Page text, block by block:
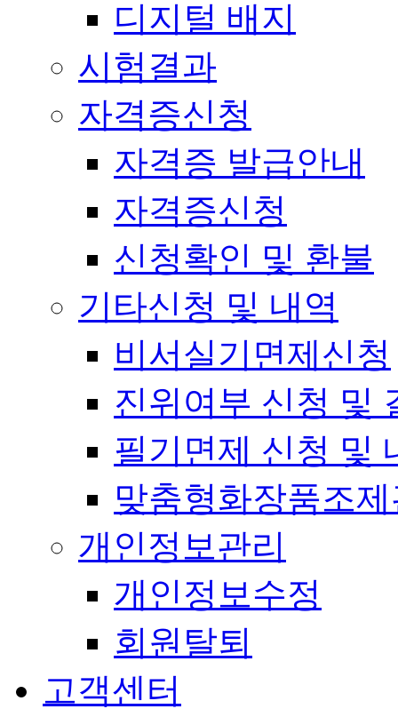
디지털 배지
시험결과
자격증신청
자격증 발급안내
자격증신청
신청확인 및 환불
기타신청 및 내역
비서실기면제신청
진위여부 신청 및
필기면제 신청 및
맞춤형화장품조
개인정보관리
개인정보수정
회원탈퇴
고객센터